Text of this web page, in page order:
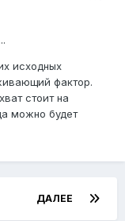
исходных
фактор.
стоит на
можно будет
ДАЛЕЕ